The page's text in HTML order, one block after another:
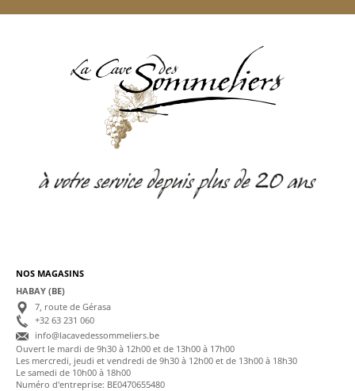
NOS MAGASINS
HABAY (BE)
7, route de Gérasa
+32 63 231 060
info@lacavedessommeliers.be
Ouvert le mardi de 9h30 à 12h00 et de 13h00 à 17h00
Les mercredi, jeudi et vendredi de 9h30 à 12h00 et de 13h00 à 18h30
Le samedi de 10h00 à 18h00
Numéro d'entreprise: BE0470655480